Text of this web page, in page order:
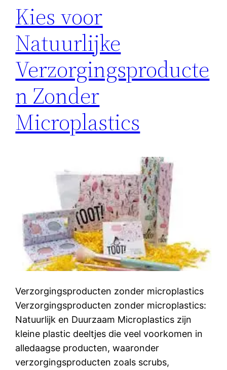
Kies voor
Natuurlijke
Verzorgingsproducte
n Zonder
Microplastics
Verzorgingsproducten zonder microplastics
Verzorgingsproducten zonder microplastics:
Natuurlijk en Duurzaam Microplastics zijn
kleine plastic deeltjes die veel voorkomen in
alledaagse producten, waaronder
verzorgingsproducten zoals scrubs,